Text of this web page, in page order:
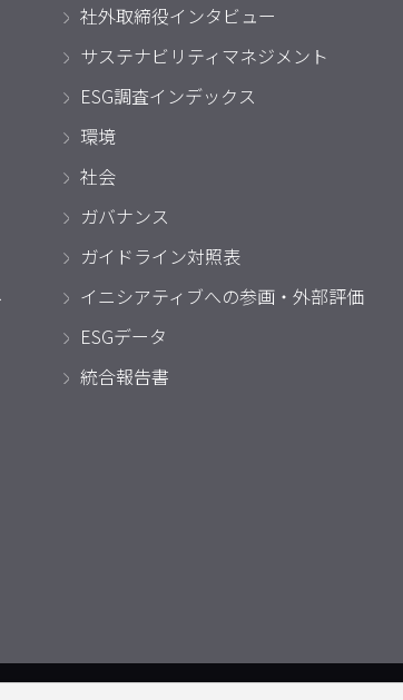
社外取締役インタビュー
サステナビリティマネジメント
ESG調査インデックス
環境
社会
ガバナンス
ガイドライン対照表
イニシアティブへの参画・外部評価
ESGデータ
統合報告書